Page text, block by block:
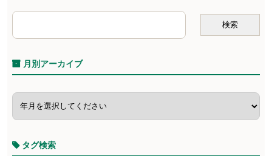
月別アーカイブ
タグ検索